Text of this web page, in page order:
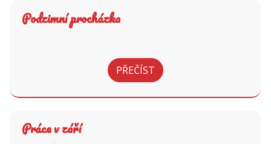
Podzimní procházka
PŘEČÍST
Práce v září